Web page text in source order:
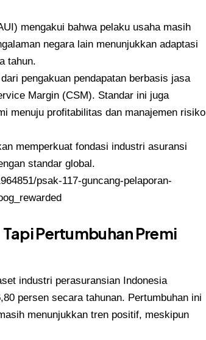
mengakui bahwa pelaku usaha masih
negara lain menunjukkan adaptasi
tahun.
pengakuan pendapatan berbasis jasa
Margin (CSM). Standar ini juga
menuju profitabilitas dan manajemen risiko
memperkuat fondasi industri asuransi
standar global.
psak-117-guncang-pelaporan-
Tapi Pertumbuhan Premi
industri perasuransian Indonesia
persen secara tahunan. Pertumbuhan ini
menunjukkan tren positif, meskipun